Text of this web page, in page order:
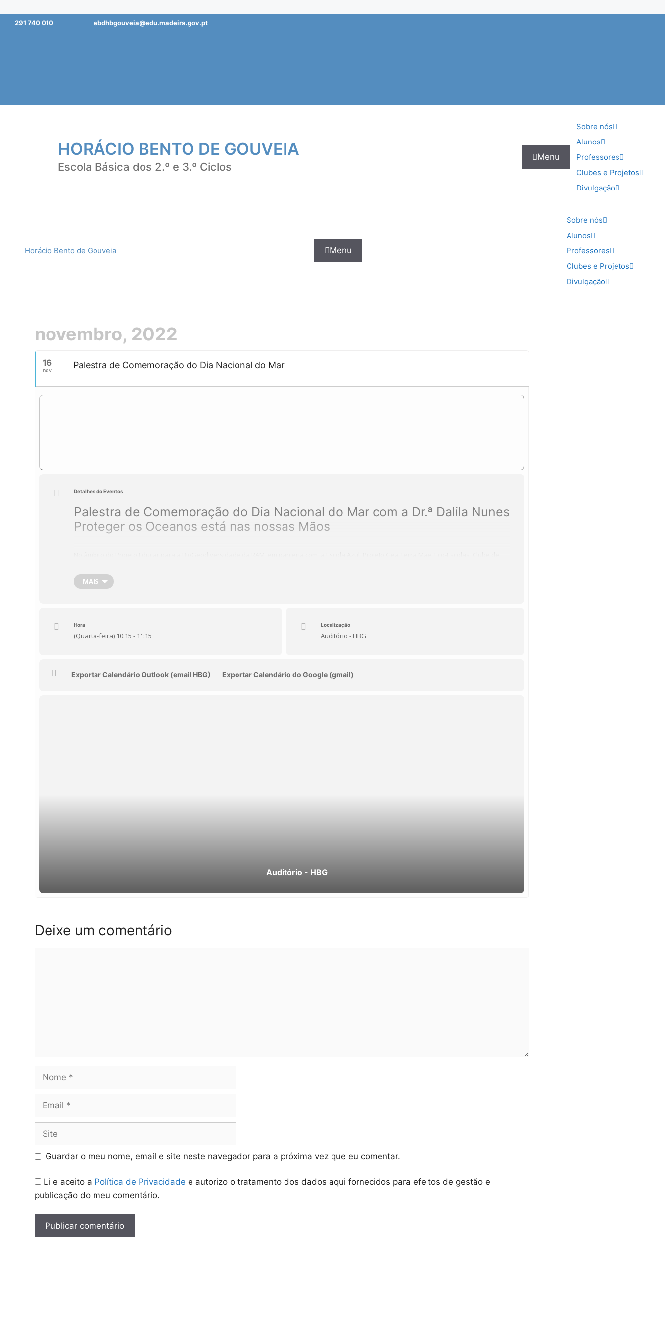
Saltar291 740 010 ebdhbgouveia@edu.madeira.gov.pt
HORÁCIO BENTO DE GOUVEIA
Escola Básica dos 2.º e 3.º Ciclos
Menu
Sobre nós
Alunos
Professores
Clubes e Projetos
Divulgação
Horácio Bento de Gouveia Menu
Sobre nós
Alunos
Professores
Clubes e Projetos
Divulgação
novembro, 2022
16
nov Palestra de Comemoração do Dia Nacional do Mar
Detalhes do Eventos
Palestra de Comemoração do Dia Nacional do Mar com a Dr.ª Dalila Nunes
Proteger os Oceanos está nas nossas Mãos
que na semana de Comemoração do Dia Nacional do Mar ocorrerão vários eventos.
– No dia 16 de Novembro pelas 10h15 a Drª Dalila Nunes, mentora do Projeto Educar para a BioGeodiversidade da RAM da DRE, virá à Escola
– No dia 17 de novembro ocorrerá a mesma Palestra supracitada, a fim de abranger os alunos do turno da tarde.
MAIS
Hora
(Quarta-feira) 10:15 - 11:15
Localização
Auditório - HBG
Exportar Calendário Outlook (email HBG) Exportar Calendário do Google (gmail)
Auditório - HBG
Deixe um comentário
Nome
Email
Site
Guardar o meu nome, email e site neste navegador para a próxima vez que eu comentar.
Li e aceito a Política de Privacidade e autorizo o tratamento dos dados aqui fornecidos para efeitos de gestão e
publicação do meu comentário.